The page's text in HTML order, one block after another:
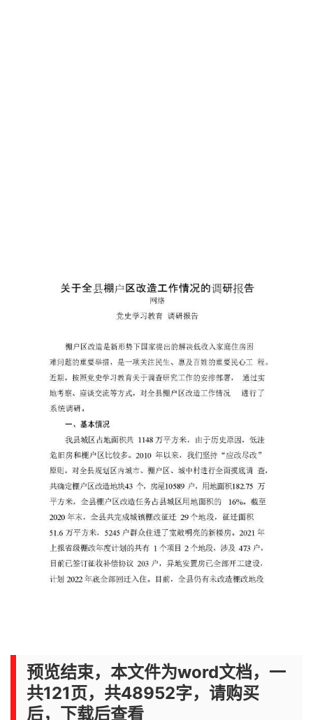
预览结束，本文件为word文档，一
共121页，共48952字，请购买
后，下载后查看